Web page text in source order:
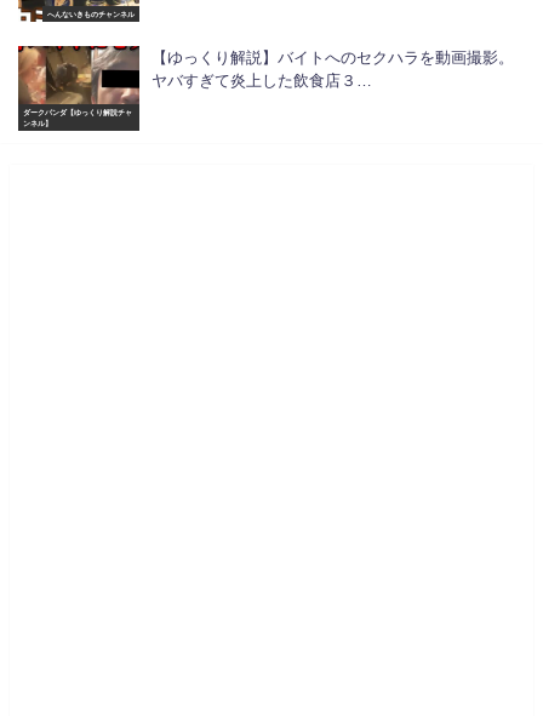
へんないきものチャンネル
ダークパンダ【ゆっくり解説チャ
ンネル】
【ゆっくり解説】バイトへのセクハラを動画撮影。
ヤバすぎて炎上した飲食店３…